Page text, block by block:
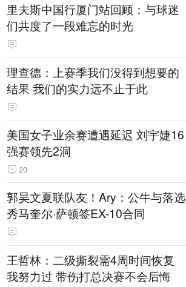
里夫斯中国行厦门站回顾：与球迷
们共度了一段难忘的时光
理查德：上赛季我们没得到想要的
结果 我们的实力远不止于此
美国女子业余赛遭遇延迟 刘宇婕16
强赛领先2洞
20
郭昊文夏联队友！Ary：公牛与落选
秀马奎尔·萨顿签EX-10合同
王哲林：二级撕裂需4周时间恢复
我努力过 带伤打总决赛不会后悔